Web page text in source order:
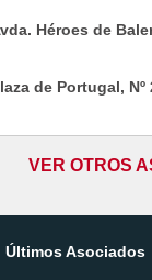
Héroes de
de Portugal, Nº
VER OTROS
Últimos Asociados